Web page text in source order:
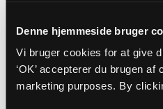
Denne hjemmeside bruger
Vi bruger cookies for at give
‘OK’ accepterer du brugen
marketing purposes. By